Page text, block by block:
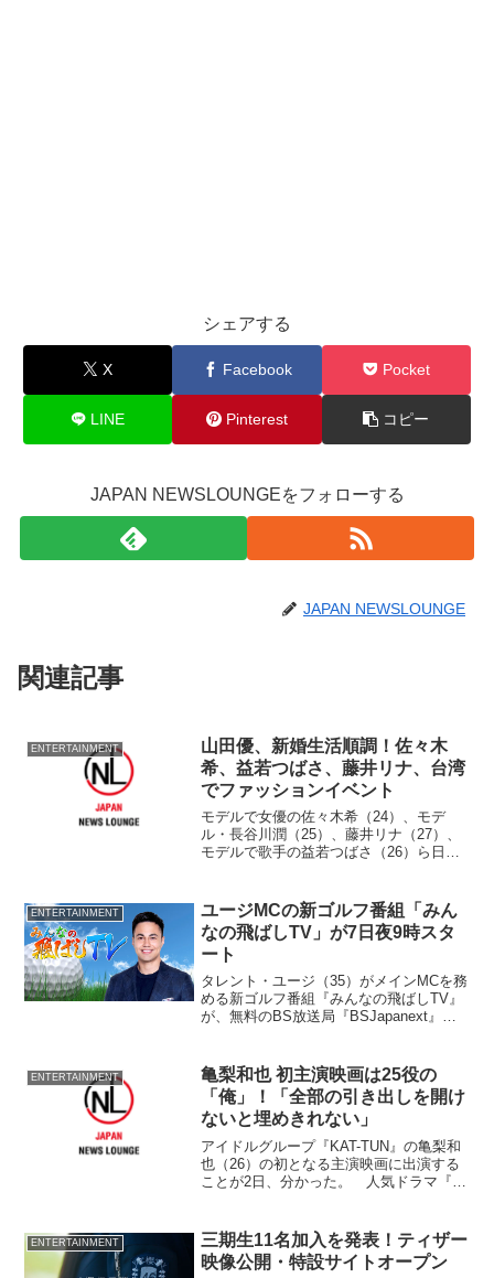
シェアする
X Facebook Pocket
LINE Pinterest コピー
JAPAN NEWSLOUNGEをフォローする
JAPAN NEWSLOUNGE
関連記事
ENTERTAINMENT
山田優、新婚生活順調！佐々木
希、益若つばさ、藤井リナ、台湾
でファッションイベント
モデルで女優の佐々木希（24）、モデ
ル・長谷川潤（25）、藤井リナ（27）、
モデルで歌手の益若つばさ（26）ら日本
「SUPER GIRLS FESTA最強美少女盛
典」に出...
ENTERTAINMENT
ユージMCの新ゴルフ番組「みん
なの飛ばしTV」が7日夜9時スタ
ート
タレント・ユージ（35）がメインMCを務
める新ゴルフ番組『みんなの飛ばしTV』
が、無料のBS放送局『BSJapanext』
ENTERTAINMENT
亀梨和也 初主演映画は25役の
「俺」！「全部の引き出しを開け
ないと埋めきれない」
アイドルグループ『KAT-TUN』の亀梨和
也（26）の初となる主演映画に出演する
ことが2日、分かった。 人気ドラマ『時
「俺」を演じると
ENTERTAINMENT
三期生11名加入を発表！ティザー
映像公開・特設サイトオープン